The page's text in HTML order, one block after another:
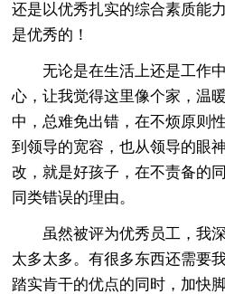
还是以优秀扎实的综合素质能
是优秀的！
无论是在生活上还是工作中
心，让我觉得这里像个家，温
中，总难免出错，在不烦原则
到领导的宽容，也从领导的眼
改，就是好孩子，在不责备的
同类错误的理由。
虽然被评为优秀员工，我深
太多太多。有很多东西还需要
踏实肯干的优点的同时，加快